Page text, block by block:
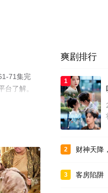
71集完
了解。
爽剧排行
1
2 财神天降
3 客房陷阱